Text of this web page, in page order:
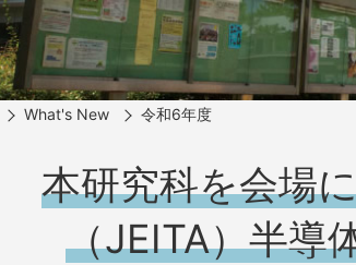
HOMEWhat's New 令和6年度
本研究科を会場
（JEITA）半導